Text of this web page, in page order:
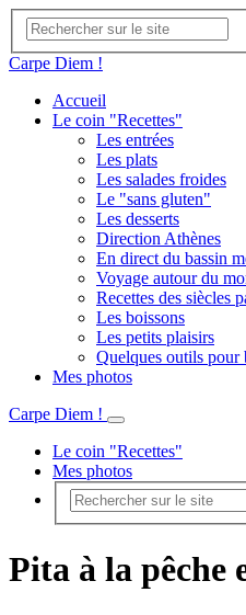
Carpe Diem !
Accueil
Le coin "Recettes"
Les entrées
Les plats
Les salades froides
Le "sans gluten"
Les desserts
Direction Athènes
En direct du bassin
Voyage autour du
Recettes des siècles
Les boissons
Les petits plaisirs
Quelques outils pour
Mes photos
Carpe Diem !
Le coin "Recettes"
Mes photos
Pita à la pêche